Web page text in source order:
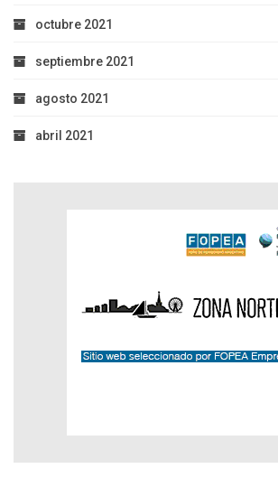
octubre 2021
septiembre 2021
agosto 2021
abril 2021